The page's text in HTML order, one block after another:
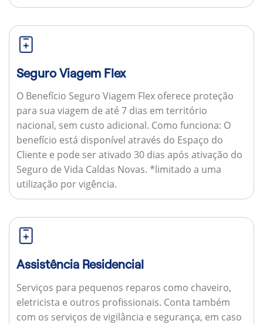
Seguro Viagem Flex
O Benefício Seguro Viagem Flex oferece proteção
para sua viagem de até 7 dias em território
nacional, sem custo adicional. Como funciona: O
benefício está disponível através do Espaço do
Cliente e pode ser ativado 30 dias após ativação do
Seguro de Vida Caldas Novas. *limitado a uma
utilização por vigência.
Assistência Residencial
Serviços para pequenos reparos como chaveiro,
eletricista e outros profissionais. Conta também
com os serviços de vigilância e segurança, em caso